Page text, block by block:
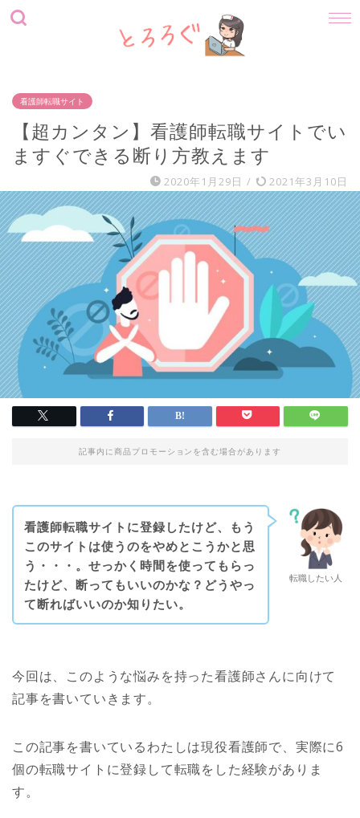
看護師転職サイト
【超カンタン】看護師転職サイトでい
ますぐできる断り方教えます
2020年1月29日 / 2021年3月10日
記事内に商品プロモーションを含む場合があります
転職したい人
看護師転職サイトに登録したけど、もう
このサイトは使うのをやめとこうかと思
う・・・。せっかく時間を使ってもらっ
たけど、断ってもいいのかな？どうやっ
て断ればいいのか知りたい。
今回は、このような悩みを持った看護師さんに向けて
記事を書いていきます。
この記事を書いているわたしは現役看護師で、実際に6
個の転職サイトに登録して転職をした経験がありま
す。